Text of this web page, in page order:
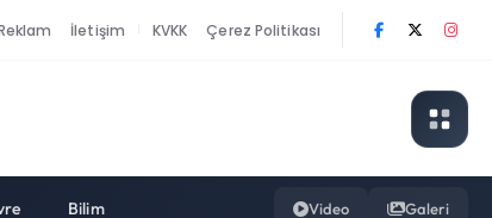
İletişim KVKK Çerez Politikası
Bilim Video Galeri